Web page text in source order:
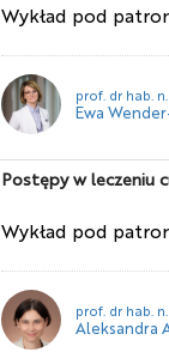
Wykład pod
prof. dr hab.
Ewa
Postępy w leczeniu
Wykład pod
prof. dr hab.
Aleksandra